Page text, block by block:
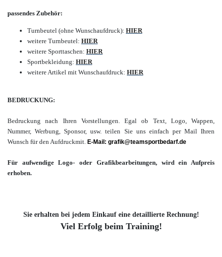
passendes Zubehör:
Turnbeutel (ohne Wunschaufdruck): HIER
weitere Turnbeutel: HIER
weitere Sporttaschen: HIER
Sportbekleidung: HIER
weitere Artikel mit Wunschaufdruck: HIER
BEDRUCKUNG:
Bedruckung nach Ihren Vorstellungen. Egal ob Text, Logo, Wappen,
Nummer, Werbung,Sponsor, usw. teilen Sie uns einfach per Mail Ihren
Wunsch für den Aufdruckmit. E-Mail: grafik@teamsportbedarf.de
Für aufwendige Logo- oder Grafikbearbeitungen, wird ein Aufpreis
erhoben.
Sie erhalten bei jedem Einkauf eine detaillierte Rechnung!
Viel Erfolg beim Training!